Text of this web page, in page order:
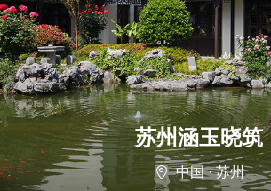
苏州涵玉晓筑
中国 · 苏州